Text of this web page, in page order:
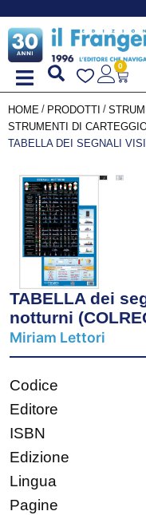
0
HOME / PRODOTTI /
STRUMENTI DI
TABELLA DEI SEGNALI
TABELLA dei
notturni
Miriam Lettori
Codice
Editore
ISBN
Edizione
Lingua
Pagine